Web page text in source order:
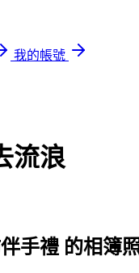
我的帳號
流浪
手禮 的相簿